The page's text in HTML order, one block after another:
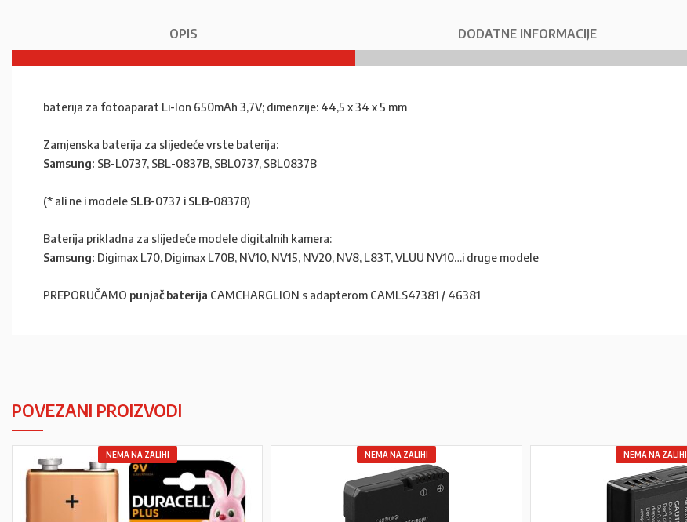
OPIS DODATNE INFORMACIJE
baterija za fotoaparat Li-Ion 650mAh 3,7V; dimenzije: 44,5 x 34 x 5 mm
Zamjenska baterija za slijedeće vrste baterija:
Samsung: SB-L0737, SBL-0837B, SBL0737, SBL0837B
(* ali ne i modele SLB-0737 i SLB-0837B)
Baterija prikladna za slijedeće modele digitalnih kamera:
Samsung: Digimax L70, Digimax L70B, NV10, NV15, NV20, NV8, L83T, VLUU NV10…i druge modele
PREPORUČAMO punjač baterija CAMCHARGLION s adapterom CAMLS47381 / 46381
POVEZANI PROIZVODI
NEMA NA ZALIHI NEMA NA ZALIHI NEMA NA ZALIHI